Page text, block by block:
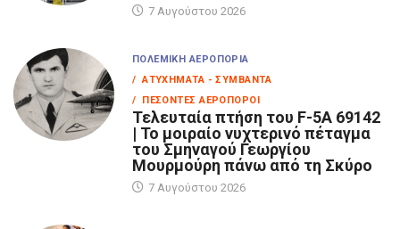
7 Αυγούστου 2026
ΠΟΛΕΜΙΚΉ ΑΕΡΟΠΟΡΊΑ
/ ΑΤΥΧΉΜΑΤΑ - ΣΥΜΒΆΝΤΑ
/ ΠΕΣΌΝΤΕΣ ΑΕΡΟΠΌΡΟΙ
Τελευταία πτήση του F-5A 69142
| Το μοιραίο νυχτερινό πέταγμα
του Σμηναγού Γεωργίου
Μουρμούρη πάνω από τη Σκύρο
7 Αυγούστου 2026